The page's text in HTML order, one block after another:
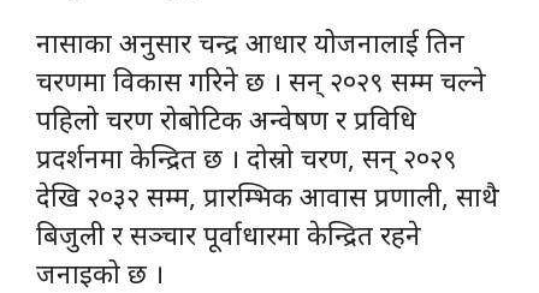
नासाका अनुसार चन्द्र आधार योजनालाई तिन
चरणमा विकास गरिने छ । सन् २०२९ सम्म चल्ने
पहिलो चरण रोबोटिक अन्वेषण र प्रविधि
प्रदर्शनमा केन्द्रित छ । दोस्रो चरण, सन् २०२९
देखि २०३२ सम्म, प्रारम्भिक आवास प्रणाली, साथै
बिजुली र सञ्चार पूर्वाधारमा केन्द्रित रहने
जनाइको छ ।